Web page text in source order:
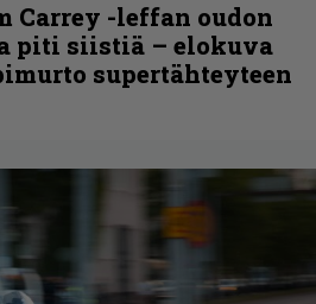
Carrey -leffan oudon
piti siistiä – elokuva
supertähteyteen